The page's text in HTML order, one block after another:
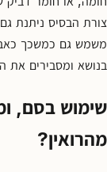
קשר
פגישת
צורת הבסיס ניתנת גם
משמש גם כמשכך כאב
בנושא ומסבירים את
שימוש בסם,
מהרואין?